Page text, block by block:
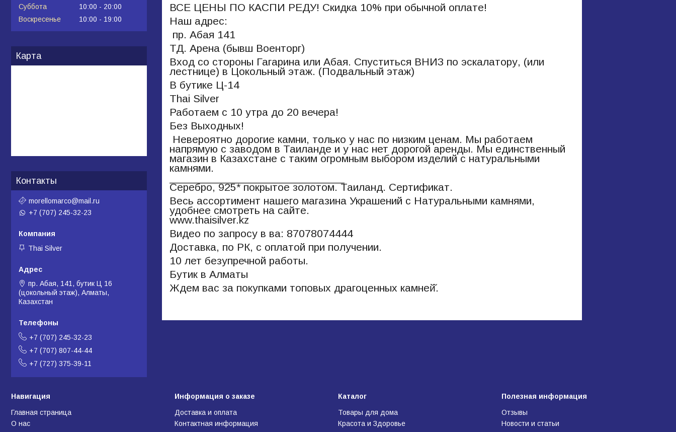
ВСЕ ЦЕНЫ ПО КАСПИ РЕДУ! Скидка 10% при обычной оплате!
Наш адрес:
пр. Абая 141
ТД. Арена (бывш Военторг)
Вход со стороны Гагарина или Абая. Спуститься ВНИЗ по эскалатору, (или
лестнице) в Цокольный этаж. (Подвальный этаж)
В бутике Ц-14
Thai Silver
Работаем с 10 утра до 20 вечера!
Без Выходных!
Невероятно дорогие камни, только у нас по низким ценам. Мы работаем
напрямую с заводом в Таиланде и у нас нет дорогой аренды. Мы единственный
магазин в Казахстане с таким огромным выбором изделий с натуральными
камнями.
Серебро, 925* покрытое золотом. Таиланд. Сертификат.
Весь ассортимент нашего магазина Украшений с Натуральными камнями,
удобнее смотреть на сайте.
www.thaisilver.kz
Видео по запросу в ва: 87078074444
Доставка, по РК, с оплатой при получении.
10 лет безупречной работы.
Бутик в Алматы
Ждем вас за покупками топовых драгоценных камней̆.
Суббота
10:00
20:00
Воскресенье
10:00 19:00
Карта
Контакты
morellomarco@mail.ru
+7 (707) 245-32-23
Thai Silver
пр. Абая, 141, бутик Ц 16
(цокольный этаж), Алматы,
Казахстан
+7 (707) 245-32-23
+7 (707) 807-44-44
+7 (727) 375-39-11
Навигация
Главная страница
О нас
Информация о заказе
Доставка и оплата
Контактная информация
Каталог
Товары для дома
Красота и Здоровье
Полезная информация
Отзывы
Новости и статьи